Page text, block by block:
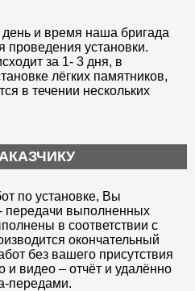
и время наша бригада
проведения установки.
за 1- 3 дня, в
лёгких памятников,
в течении нескольких
по установке, Вы
передачи выполненных
в соответствии с
окончательный
без вашего присутствия
и видео – отчёт и удалённо
передами.